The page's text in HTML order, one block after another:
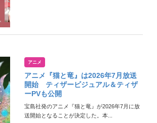
アニメ
アニメ『猫と竜』は2026年7月放送
開始 ティザービジュアル＆ティザ
ーPVも公開
宝島社発のアニメ『猫と竜』が2026年7月に放
送開始となることが決定した。本...